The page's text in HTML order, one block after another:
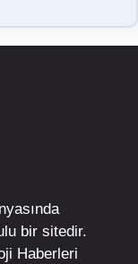
bir sitedir.
Haberleri